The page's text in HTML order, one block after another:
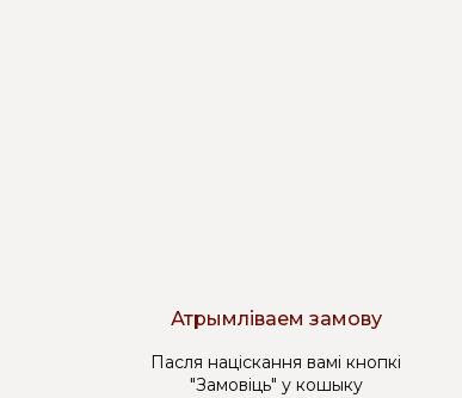
Атрымліваем замову
Пасля націскання вамі кнопкі
"Замовіць" у кошыку